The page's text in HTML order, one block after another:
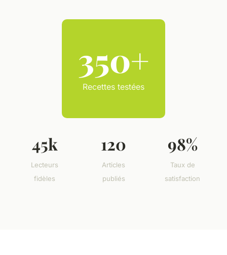
350+
Recettes testées
45k
Lecteurs
fidèles
120
Articles
publiés
98%
Taux de
satisfaction